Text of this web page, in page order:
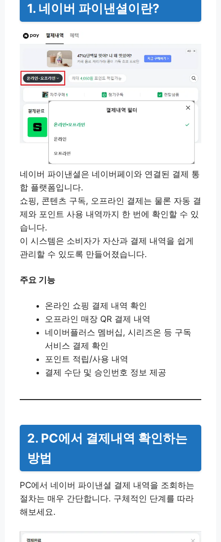
1. 네이버 파이낸셜이란?
네이버 파이낸셜은 네이버페이와 연결된 결제 통
합 플랫폼입니다.
쇼핑, 콘텐츠 구독, 오프라인 결제는 물론 자동 결
제와 포인트 사용 내역까지 한 번에 확인할 수 있
습니다.
이 시스템은 소비자가 자산과 결제 내역을 쉽게
관리할 수 있도록 만들어졌습니다.
주요 기능
온라인 쇼핑 결제 내역 확인
오프라인 매장 QR 결제 내역
네이버플러스 멤버십, 시리즈온 등 구독
서비스 결제 확인
포인트 적립/사용 내역
결제 수단 및 승인번호 정보 제공
2. PC에서 결제내역 확인하는
방법
PC에서 네이버 파이낸셜 결제 내역을 조회하는
절차는 매우 간단합니다. 구체적인 단계를 따라
해보세요.